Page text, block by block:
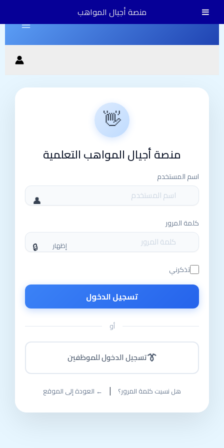
منصة أجيال المواهب
تخطي
إلى
Main
Menu
👋
منصة أجيال المواهب التعلمية
اسم المستخدم
كلمة المرور
إظهار
تذكرني
تسجيل الدخول
أو
👔تسجيل الدخول للموظفين
هل نسيت كلمة المرور؟ | ← العودة إلى الموقع